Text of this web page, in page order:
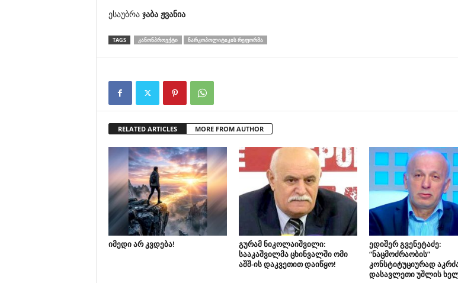
ესაუბრა ჯაბა ჟვანია
TAGS ᲙᲐᲜᲝᲜᲞᲠᲝᲔᲥᲢᲘ ᲜᲐᲠᲙᲝᲞᲝᲚᲘᲢᲘᲙᲘᲡ ᲠᲔᲤᲝᲠᲛᲐ
RELATED ARTICLES MORE FROM AUTHOR
იმედი არ კვდება!
გურამ ნიკოლაიშვილი:
სააკაშვილმა ცხინვალში ომი
აშშ-ის დაკვეთით დაიწყო!
ედიშერ გვენეტაძე:
“ნაცმოძრაობის”
კონსტიტუციურად
დასავლეთი უშლის